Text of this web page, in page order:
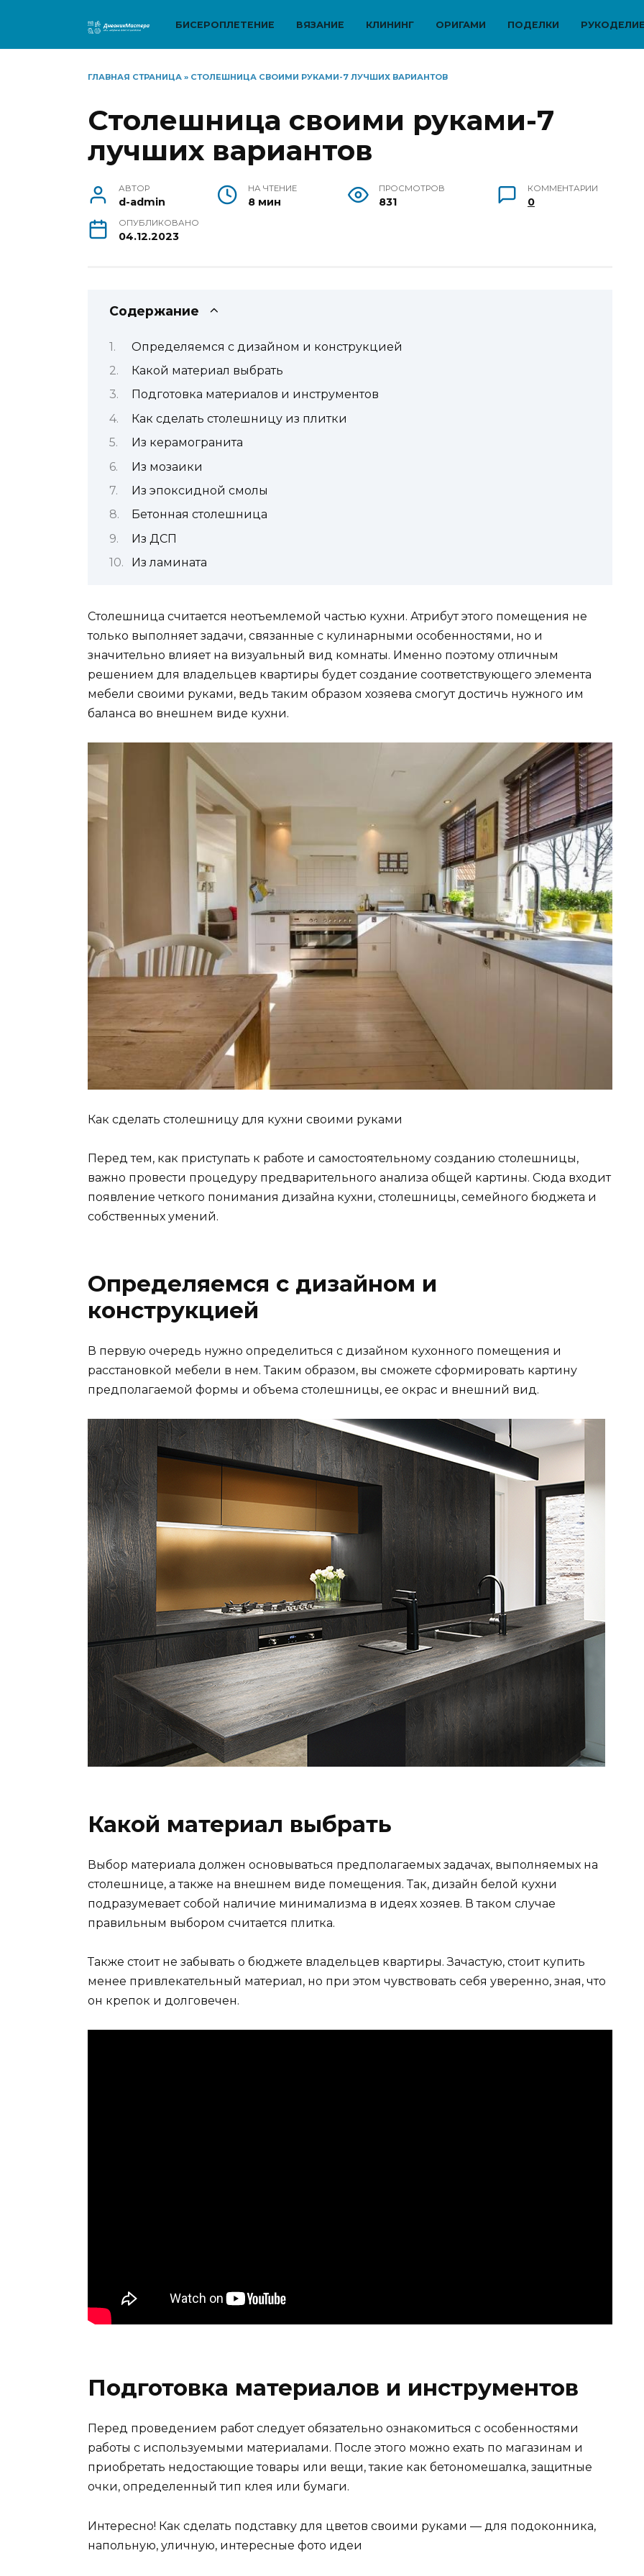
БИСЕРОПЛЕТЕНИЕ ВЯЗАНИЕ КЛИНИНГ ОРИГАМИ ПОДЕЛКИ РУКОДЕЛИЕ
ГЛАВНАЯ СТРАНИЦА » СТОЛЕШНИЦА СВОИМИ РУКАМИ-7 ЛУЧШИХ ВАРИАНТОВ
Столешница своими руками-7
лучших вариантов
АВТОР
d-admin
НА ЧТЕНИЕ
8 мин
ПРОСМОТРОВ
831
КОММЕНТАРИИ
0
ОПУБЛИКОВАНО
04.12.2023
Содержание
Определяемся с дизайном и конструкцией
Какой материал выбрать
Подготовка материалов и инструментов
Как сделать столешницу из плитки
Из керамогранита
Из мозаики
Из эпоксидной смолы
Бетонная столешница
Из ДСП
Из ламината
Столешница считается неотъемлемой частью кухни. Атрибут этого помещения не
только выполняет задачи, связанные с кулинарными особенностями, но и
значительно влияет на визуальный вид комнаты. Именно поэтому отличным
решением для владельцев квартиры будет создание соответствующего элемента
мебели своими руками, ведь таким образом хозяева смогут достичь нужного им
баланса во внешнем виде кухни.
Как сделать столешницу для кухни своими руками
Перед тем, как приступать к работе и самостоятельному созданию столешницы,
важно провести процедуру предварительного анализа общей картины. Сюда входит
появление четкого понимания дизайна кухни, столешницы, семейного бюджета и
собственных умений.
Определяемся с дизайном и
конструкцией
В первую очередь нужно определиться с дизайном кухонного помещения и
расстановкой мебели в нем. Таким образом, вы сможете сформировать картину
предполагаемой формы и объема столешницы, ее окрас и внешний вид.
Какой материал выбрать
Выбор материала должен основываться предполагаемых задачах, выполняемых на
столешнице, а также на внешнем виде помещения. Так, дизайн белой кухни
подразумевает собой наличие минимализма в идеях хозяев. В таком случае
правильным выбором считается плитка.
Также стоит не забывать о бюджете владельцев квартиры. Зачастую, стоит купить
менее привлекательный материал, но при этом чувствовать себя уверенно, зная, что
он крепок и долговечен.
Подготовка материалов и инструментов
Перед проведением работ следует обязательно ознакомиться с особенностями
работы с используемыми материалами. После этого можно ехать по магазинам и
приобретать недостающие товары или вещи, такие как бетономешалка, защитные
очки, определенный тип клея или бумаги.
Интересно! Как сделать подставку для цветов своими руками — для подоконника,
напольную, уличную, интересные фото идеи